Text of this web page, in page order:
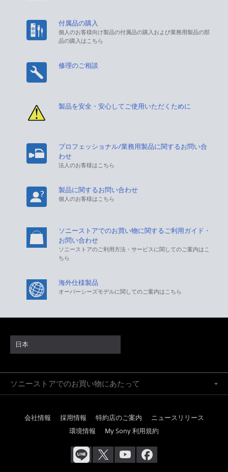
付属品の購入
個人のお客様向け製品の付属品の購入および業務用製品の部
品の購入はこちら
修理のご相談
製品を安全・安心してご使用いただくために
プロフェッショナル/業務用製品に関するお問い合
わせ
法人のお客様はこちら
製品に関するお問い合わせ
個人のお客様はこちら
ソニーストアでのお買い物に関するご利用ガイド・
お問い合わせ
ソニーストアのご利用方法・サービスに関してのご案内はこ
ちら
海外仕様製品
オーバーシーズモデルに関してのご案内はこちら
日本
ソニーストアでのお買い物にあたって
会社情報 採用情報 特約店のご案内
ニュースリリース
環境情報
My Sony 利用規約